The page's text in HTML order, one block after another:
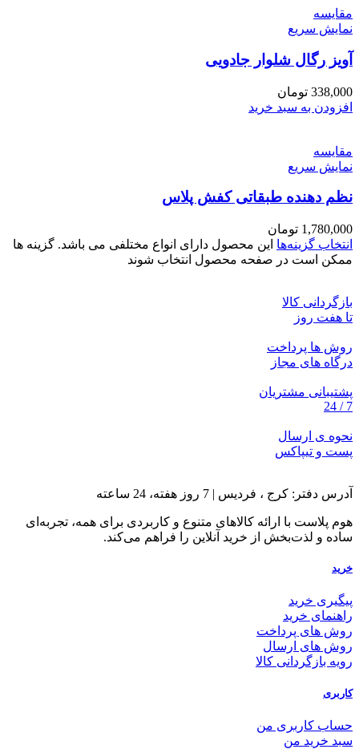
مقايسه
نمایش سریع
آویز رگال شلوار جادویی
338,000 تومان
افزودن به سبد خرید
مقايسه
نمایش سریع
نظم دهنده طبقاتی کفش پلاس
1,780,000 تومان
انتخاب گزینه‌ها این محصول دارای انواع مختلفی می باشد. گزینه ها
ممکن است در صفحه محصول انتخاب شوند
بازگردانی کالا
تا هفت روز
روش ها پرداخت
درگاه های مجاز
پشتیبانی مشتریان
7 / 24
نحوه ی ارسال
پست و تیپاکس
آدرس دفتر: کرج ، فردیس | 7 روز هفته، 24 ساعته
هوم پلاست با ارائه کالاهای متنوع و کاربردی برای همه، تجربه‌ای
ساده و لذت‌بخش از خرید آنلاین را فراهم می‌کند.
خرید
پیگیری خرید
راهنمای خرید
روش های پرداخت
روش های ارسال
رویه بازگردانی کالا
کاربری
حساب کاربری من
سبد خرید من